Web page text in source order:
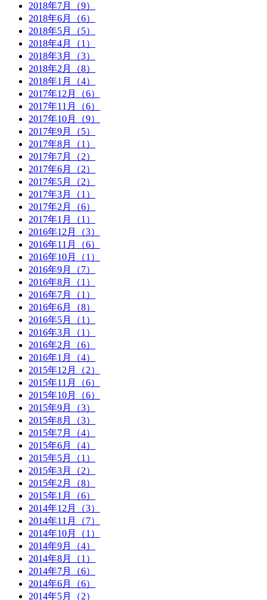
2018年7月（9）
2018年6月（6）
2018年5月（5）
2018年4月（1）
2018年3月（3）
2018年2月（8）
2018年1月（4）
2017年12月（6）
2017年11月（6）
2017年10月（9）
2017年9月（5）
2017年8月（1）
2017年7月（2）
2017年6月（2）
2017年5月（2）
2017年3月（1）
2017年2月（6）
2017年1月（1）
2016年12月（3）
2016年11月（6）
2016年10月（1）
2016年9月（7）
2016年8月（1）
2016年7月（1）
2016年6月（8）
2016年5月（1）
2016年3月（1）
2016年2月（6）
2016年1月（4）
2015年12月（2）
2015年11月（6）
2015年10月（6）
2015年9月（3）
2015年8月（3）
2015年7月（4）
2015年6月（4）
2015年5月（1）
2015年3月（2）
2015年2月（8）
2015年1月（6）
2014年12月（3）
2014年11月（7）
2014年10月（1）
2014年9月（4）
2014年8月（1）
2014年7月（6）
2014年6月（6）
2014年5月（2）